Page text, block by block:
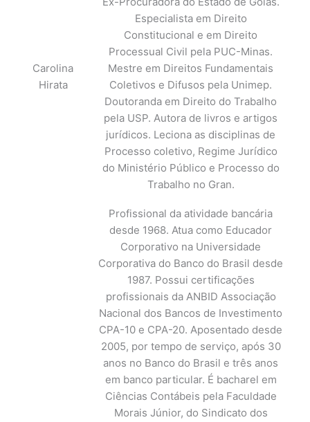
Carolina
Hirata
Especialista em Direito
Constitucional e em Direito
Processual Civil pela PUC-Minas.
Mestre em Direitos Fundamentais
Coletivos e Difusos pela Unimep.
Doutoranda em Direito do Trabalho
pela USP. Autora de livros e artigos
jurídicos. Leciona as disciplinas de
Processo coletivo, Regime Jurídico
do Ministério Público e Processo do
Trabalho no Gran.
Profissional da atividade bancária
desde 1968. Atua como Educador
Corporativo na Universidade
Corporativa do Banco do Brasil desde
1987. Possui certificações
profissionais da ANBID Associação
Nacional dos Bancos de Investimento
CPA-10 e CPA-20. Aposentado desde
2005, por tempo de serviço, após 30
anos no Banco do Brasil e três anos
em banco particular. É bacharel em
Ciências Contábeis pela Faculdade
Morais Júnior, do Sindicato dos